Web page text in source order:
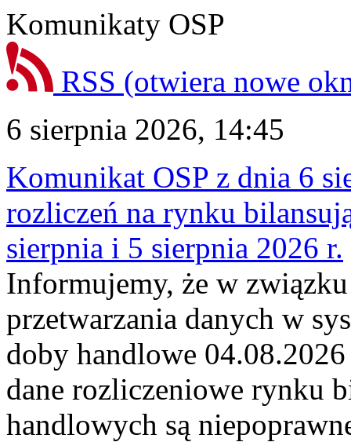
Komunikaty OSP
RSS (otwiera nowe
6 sierpnia 2026, 14:45
Komunikat OSP z dnia 6
rozliczeń na rynku
sierpnia i 5 sierpnia 2026 r.
Informujemy, że w
przetwarzania danych w
doby handlowe
dane rozliczeniowe rynku
handlowych są